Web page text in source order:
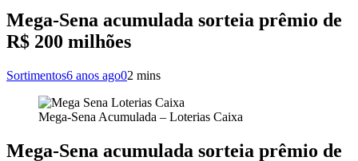
Mega-Sena acumulada sorteia prêmio de
R$ 200 milhões
Sortimentos6 anos ago02 mins
Mega-Sena Acumulada – Loterias Caixa
Mega-Sena acumulada sorteia prêmio de